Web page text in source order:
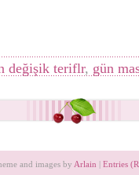
değişik teriflr, gün
and images by Arlain | Entries